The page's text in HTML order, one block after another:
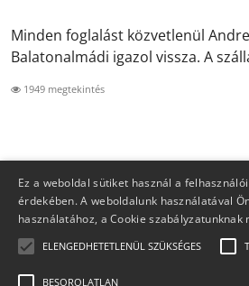
Minden foglalást közvetlenül
Balatonalmádi igazol vissza. A
1949 megtekintés
Ez a weboldal sütiket használ a
érdekében. A weboldalunk használatával
használatához, a Cookie szabályzatunknak
ELENGEDHETETLENÜL SZÜKSÉGES
BESOROLATLAN